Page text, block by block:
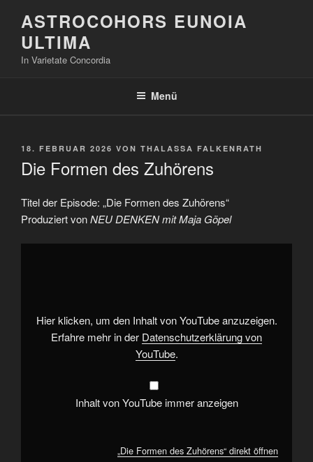
Inhalt
springen
ASTROCOHORS EUNOIA
ULTIMA
In Varietate Concordia
Menü
VERÖFFENTLICHT
18. FEBRUAR 2026 VON THALASSA FALKENRATH
Die Formen des Zuhörens
Titel der Episode: „Die Formen des Zuhörens“
Produziert vonNEU DENKEN mit Maja Göpel
„Die
Hier klicken, um den Inhalt von YouTube anzuzeigen.
Erfahre mehr in der Datenschutzerklärung von
YouTube.
Inhalt von YouTube immer anzeigen
„Die Formen des Zuhörens“ direkt öffnen